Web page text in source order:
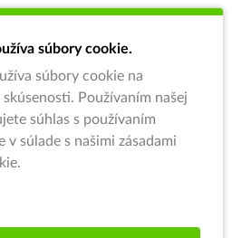
súbory cookie.
súbory cookie na
Používaním našej
súhlas s používaním
súlade s našimi zásadami